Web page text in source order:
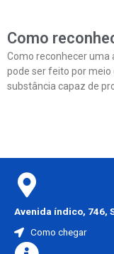
Como
Como reconhecer uma
pode ser feito por meio
substância capaz de
Avenida índico, 746,
Como chegar